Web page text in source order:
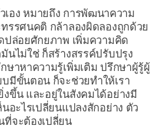
หมายถึง การพัฒนาความ
รรศนคติ กล้าลองผิดลองถูกด้วย
ปล่อยศักยภาพ เพิ่มความคิด
นไม่ใช่ ก็สร้างสรรค์ปรับปรุง
ษาหาความรู้เพิ่มเติม ปรึกษาผู้รู้ผู้
มีขั้นตอน ก็จะช่วยทำให้เรา
ขึ้น และอยู่ในสังคมได้อย่างมี
อะไรเปลี่ยนแปลงสักอย่าง ตัว
จะต้องเปลี่ยน